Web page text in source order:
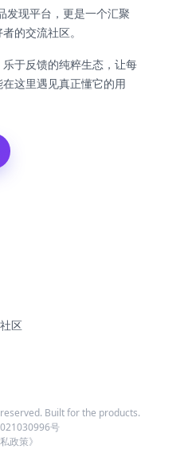
发现平台，更是一个汇聚
的交流社区。
于反馈的纯粹生态，让每
这里遇见真正懂它的用
区
Built for the products.
号
政策》